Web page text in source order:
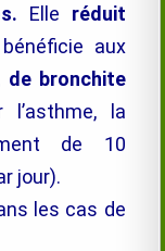
Elle réduit
aux
de bronchite
l’asthme, la
de 10
jour).
les cas de